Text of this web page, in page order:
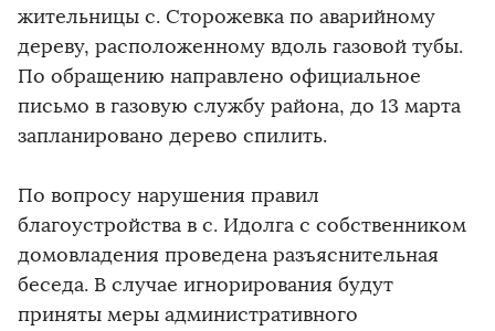
жительницы с. Сторожевка по аварийному
дереву, расположенному вдоль газовой тубы.
По обращению направлено официальное
письмо в газовую службу района, до 13 марта
запланировано дерево спилить.
По вопросу нарушения правил
благоустройства в с. Идолга с собственником
домовладения проведена разъяснительная
беседа. В случае игнорирования будут
приняты меры административного